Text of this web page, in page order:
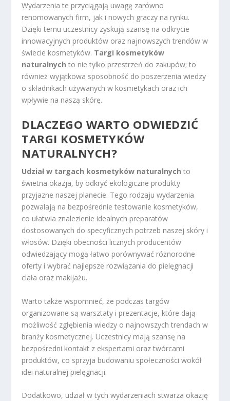
Wydarzenia te przyciągają uwagę zarówno
renomowanych firm, jak i nowych graczy na rynku.
Dzięki temu uczestnicy zyskują szansę na odkrycie
innowacyjnych produktów oraz najnowszych trendów w
świecie kosmetyków. Targi kosmetyków
naturalnych to nie tylko przestrzeń do zakupów; to
również wyjątkowa sposobność do poszerzenia wiedzy
o składnikach używanych w kosmetykach oraz ich
wpływie na naszą skórę.
DLACZEGO WARTO ODWIEDZIĆ
TARGI KOSMETYKÓW
NATURALNYCH?
Udział w targach kosmetyków naturalnych to
świetna okazja, by odkryć ekologiczne produkty
przyjazne naszej planecie. Tego rodzaju wydarzenia
pozwalają na bezpośrednie testowanie kosmetyków,
co ułatwia znalezienie idealnych preparatów
dostosowanych do specyficznych potrzeb naszej skóry i
włosów. Dzięki obecności licznych producentów
odwiedzający mogą łatwo porównywać różnorodne
oferty i wybrać najlepsze rozwiązania do pielęgnacji
ciała oraz makijażu.
Warto także wspomnieć, że podczas targów
organizowane są warsztaty i prezentacje, które dają
możliwość zgłębienia wiedzy o najnowszych trendach w
branży kosmetycznej. Uczestnicy mają szansę na
bezpośredni kontakt z ekspertami oraz twórcami
produktów, co sprzyja budowaniu społeczności wokół
idei naturalnej pielęgnacji.
Dodatkowo, udział w tych wydarzeniach stwarza okazję